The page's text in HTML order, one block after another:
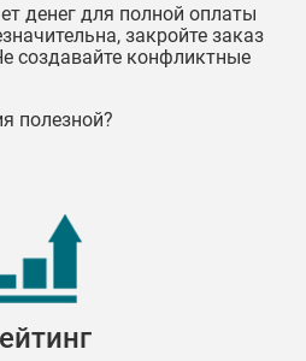
денег для полной оплаты
закройте заказ
создавайте конфликтные
полезной?